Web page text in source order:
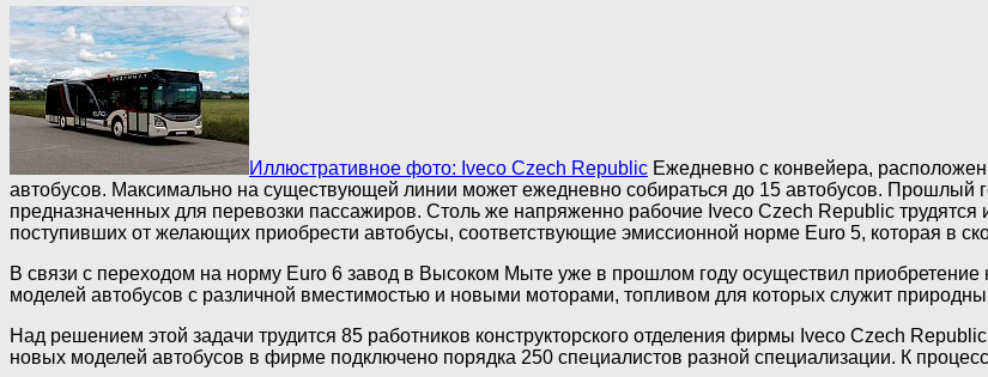
Иллюстративное фото: Iveco Czech Republic Ежедневно с конвейера,
автобусов. Максимально на существующей линии может ежедневно собираться до 15 автобусов.
предназначенных для перевозки пассажиров. Столь же напряженно рабочие Iveco Czech Republic
поступивших от желающих приобрести автобусы, соответствующие эмиссионной норме Euro 5, которая в
В связи с переходом на норму Euro 6 завод в Высоком Мыте уже в прошлом году осуществил
моделей автобусов с различной вместимостью и новыми моторами, топливом для которых служит
Над решением этой задачи трудится 85 работников конструкторского отделения фирмы Iveco Czech
новых моделей автобусов в фирме подключено порядка 250 специалистов разной специализации. К